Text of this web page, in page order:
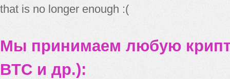
that is no longer enough :(
Мы принимаем любую
BTC и др.):